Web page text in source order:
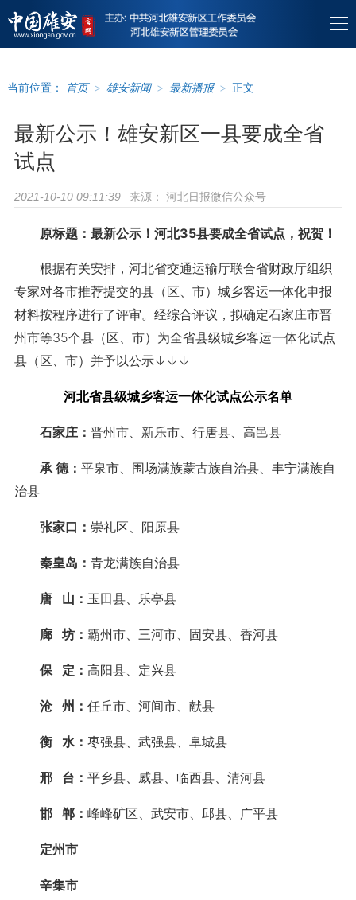
当前位置： 首页 > 雄安新闻 > 最新播报 > 正文
最新公示！雄安新区一县要成全省
试点
2021-10-10 09:11:39 来源： 河北日报微信公众号
原标题：最新公示！河北35县要成全省试点，祝贺！
根据有关安排，河北省交通运输厅联合省财政厅组织
专家对各市推荐提交的县（区、市）城乡客运一体化申报
材料按程序进行了评审。经综合评议，拟确定石家庄市晋
州市等35个县（区、市）为全省县级城乡客运一体化试点
县（区、市）并予以公示↓↓↓
河北省县级城乡客运一体化试点公示名单
石家庄： 晋州市、新乐市、行唐县、高邑县
承 德： 平泉市、围场满族蒙古族自治县、丰宁满族自
治县
张家口： 崇礼区、阳原县
秦皇岛： 青龙满族自治县
唐 山： 玉田县、乐亭县
廊 坊： 霸州市、三河市、固安县、香河县
保 定： 高阳县、定兴县
沧 州： 任丘市、河间市、献县
衡 水： 枣强县、武强县、阜城县
邢 台： 平乡县、威县、临西县、清河县
邯 郸： 峰峰矿区、武安市、邱县、广平县
定州市
辛集市